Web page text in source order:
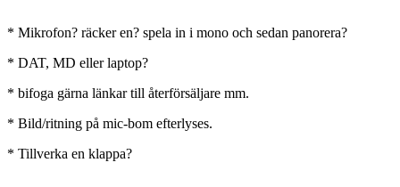
* Mikrofon? räcker en? spela in i mono och sedan panorera?
* DAT, MD eller laptop?
* bifoga gärna länkar till återförsäljare mm.
* Bild/ritning på mic-bom efterlyses.
* Tillverka en klappa?